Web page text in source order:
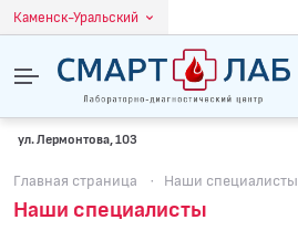
Каменск-Уральский
ул. Лермонтова, 103
Главная страница · Наши специалисты
Наши специалисты